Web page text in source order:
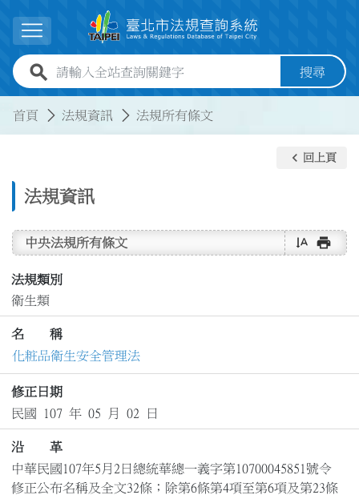
展開選單
全站查詢關鍵字欄位 搜尋
首頁 法規資訊 法規所有條文
法規資訊
keyboard_arrow_left 回上頁
中央法規所有條文 text_rotate_vertical print
法規類別
衛生類
名 稱
化粧品衛生安全管理法
修正日期
民國 107 年 05 月 02 日
沿 革
中華民國107年5月2日總統華總一義字第10700045851號令
修正公布名稱及全文32條；除第6條第4項至第6項及第23條